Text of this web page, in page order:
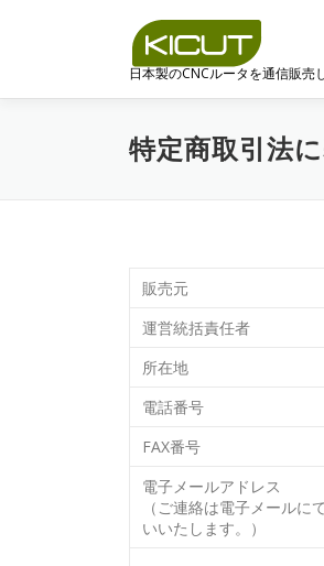
日本製のCNCルータを通信販売
特定商取引法
販売元
運営統括責任者
所在地
電話番号
FAX番号
電子メールアドレス
（ご連絡は電子メールに
いいたします。）